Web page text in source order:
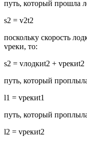
путь, который прошла
s2 = v2t2
поскольку скорость
vреки, то:
s2 = vлодкиt2 + vрекиt2
путь, который
l1 = vрекиt1
путь, который
l2 = vрекиt2